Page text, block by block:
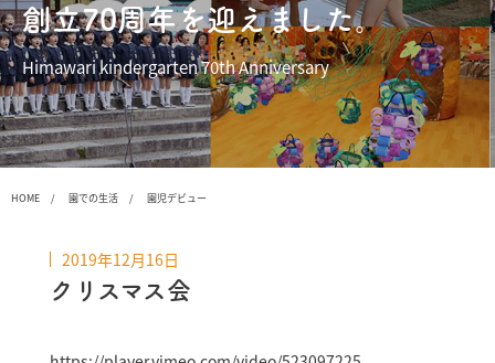
創立70周年を迎えました。
Himawari kindergarten 70th Anniversary
HOME 園での生活 園児デビュー
2019年12月16日
クリスマス会